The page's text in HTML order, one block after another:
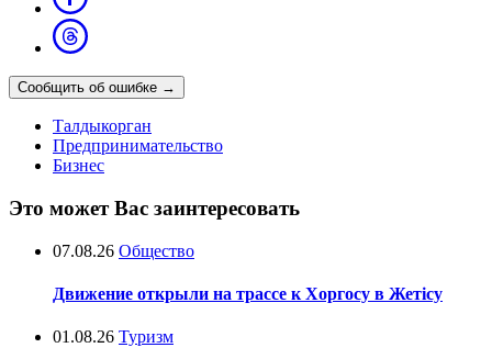
Сообщить об ошибке →
Талдыкорган
Предпринимательство
Бизнес
Это может Вас заинтересовать
07.08.26 Общество
Движение открыли на трассе к Хоргосу в Жетісу
01.08.26 Туризм